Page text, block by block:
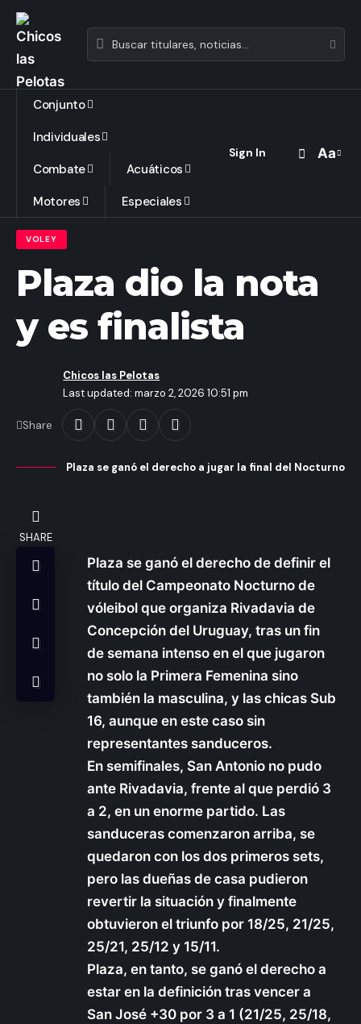
Conjunto
Individuales
Combate
Acuáticos
Motores
Especiales
Sign In Aa
VOLEY
Plaza dio la nota
y es finalista
Last updated: marzo 2, 2026 10:51 pm
Chicos las Pelotas
Share
Plaza se ganó el derecho a jugar la final del Nocturno
SHARE
Plaza se ganó el derecho de definir el
título del Campeonato Nocturno de
vóleibol que organiza Rivadavia de
Concepción del Uruguay, tras un fin
de semana intenso en el que jugaron
no solo la Primera Femenina sino
también la masculina, y las chicas Sub
16, aunque en este caso sin
representantes sanduceros.
En semifinales, San Antonio no pudo
ante Rivadavia, frente al que perdió 3
a 2, en un enorme partido. Las
sanduceras comenzaron arriba, se
quedaron con los dos primeros sets,
pero las dueñas de casa pudieron
revertir la situación y finalmente
obtuvieron el triunfo por 18/25, 21/25,
25/21, 25/12 y 15/11.
Plaza, en tanto, se ganó el derecho a
estar en la definición tras vencer a
San José +30 por 3 a 1 (21/25, 25/18,